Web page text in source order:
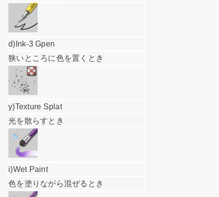
d)Ink-3 Gpen
狭いところに色を置くとき
y)Texture Splat
光を散らすとき
i)Wet Paint
色を塗りながら混ぜるとき